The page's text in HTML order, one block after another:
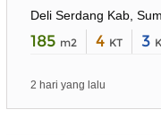
Deli Serdang Kab,
185 m2 4 KT 3
2 hari yang lalu